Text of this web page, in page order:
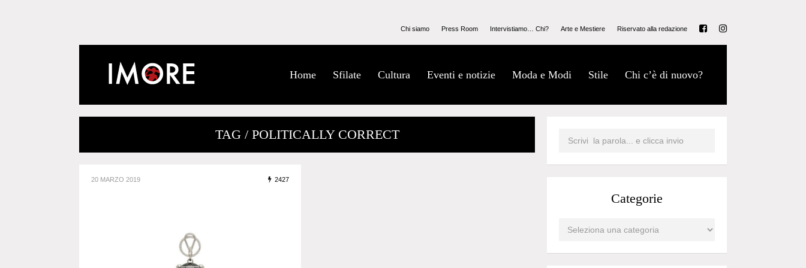
Chi siamo Press Room Intervistiamo… Chi? Arte e Mestiere Riservato alla redazione
Home Sfilate Cultura Eventi e notizie Moda e Modi Stile Chi c’è di nuovo?
TAG / POLITICALLY CORRECT
20 MARZO 2019 2427
Categorie